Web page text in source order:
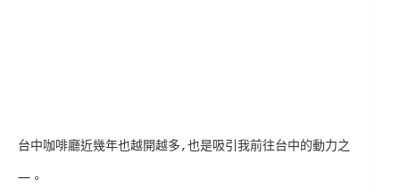
台中咖啡廳近幾年也越開越多,也是吸引我前往台中的動力之
一。